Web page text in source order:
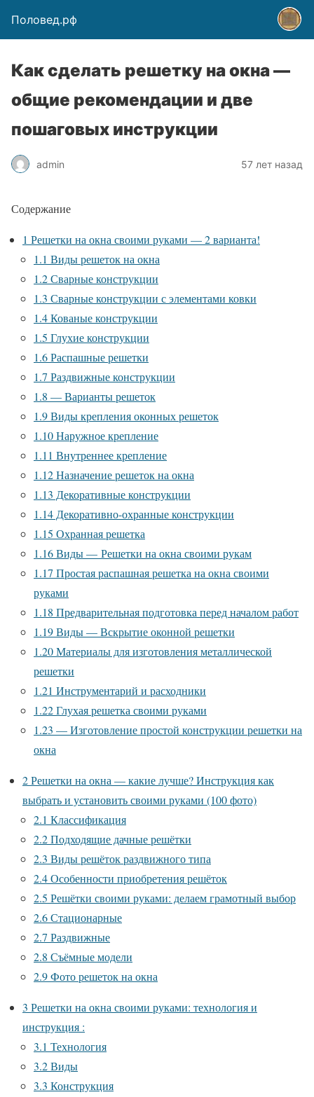
Половед.рф
Как сделать решетку на окна —
общие рекомендации и две
пошаговых инструкции
admin 57 лет назад
Содержание
1 Решетки на окна своими руками — 2 варианта!
1.1 Виды решеток на окна
1.2Сварные конструкции
1.3 Сварные конструкции с элементами ковки
1.4Кованые конструкции
1.5 Глухие конструкции
1.6Распашные решетки
1.7 Раздвижные конструкции
1.8 — Варианты решеток
1.9Виды крепления оконных решеток
1.10Наружное крепление
1.11 Внутреннее крепление
1.12Назначение решеток на окна
1.13 Декоративные конструкции
1.14 Декоративно-охранные конструкции
1.15 Охранная решетка
1.16Виды — Решетки на окна своими рукам
1.17 Простая распашная решетка на окна своими
руками
1.18 Предварительная подготовка перед началом работ
1.19Виды — Вскрытие оконной решетки
1.20Материалы для изготовления металлической
решетки
1.21 Инструментарий и расходники
1.22Глухая решетка своими руками
1.23 — Изготовление простой конструкции решетки на
окна
2Решетки на окна — какие лучше? Инструкция как
выбрать и установить своими руками (100 фото)
2.1 Классификация
2.2Подходящие дачные решётки
2.3 Виды решёток раздвижного типа
2.4Особенности приобретения решёток
2.5 Решётки своими руками: делаем грамотный выбор
2.6Стационарные
2.7 Раздвижные
2.8 Съёмные модели
2.9Фото решеток на окна
3 Решетки на окна своими руками: технология и
инструкция :
3.1 Технология
3.2Виды
3.3 Конструкция